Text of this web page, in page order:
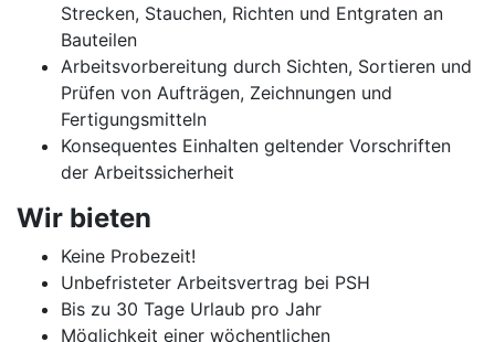
Strecken, Stauchen, Richten und Entgraten an
Bauteilen
Arbeitsvorbereitung durch Sichten, Sortieren und
Prüfen von Aufträgen, Zeichnungen und
Fertigungsmitteln
Konsequentes Einhalten geltender Vorschriften
der Arbeitssicherheit
Wir bieten
Keine Probezeit!
Unbefristeter Arbeitsvertrag bei PSH
Bis zu 30 Tage Urlaub pro Jahr
Möglichkeit einer wöchentlichen